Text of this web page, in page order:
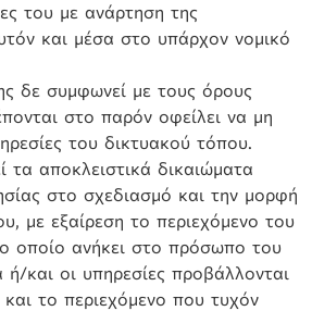
του με ανάρτηση της
και μέσα στο υπάρχον νομικό
δε συμφωνεί με τους όρους
στο παρόν οφείλει να μη
του δικτυακού τόπου.
τα αποκλειστικά δικαιώματα
στο σχεδιασμό και την μορφή
με εξαίρεση το περιεχόμενο του
οποίο ανήκει στο πρόσωπο του
και οι υπηρεσίες προβάλλονται
το περιεχόμενο που τυχόν